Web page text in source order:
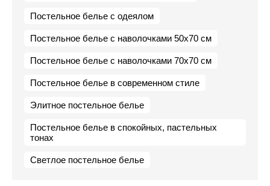
Постельное белье с одеялом
Постельное белье с наволочками 50х70 см
Постельное белье с наволочками 70х70 см
Постельное белье в современном стиле
Элитное постельное белье
Постельное белье в спокойных, пастельных
тонах
Светлое постельное белье